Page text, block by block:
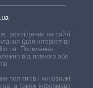
розміщених на сайті,
(для інтернет-видань
Посилання
від повного або
політиків і чиновників,
а також інформація про